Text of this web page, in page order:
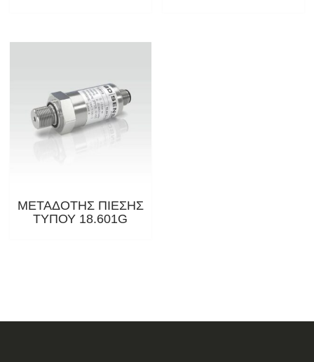
ΜΕΤΑΔΟΤΗΣ ΠΙΕΣΗΣ
ΤΥΠΟΥ 18.601G